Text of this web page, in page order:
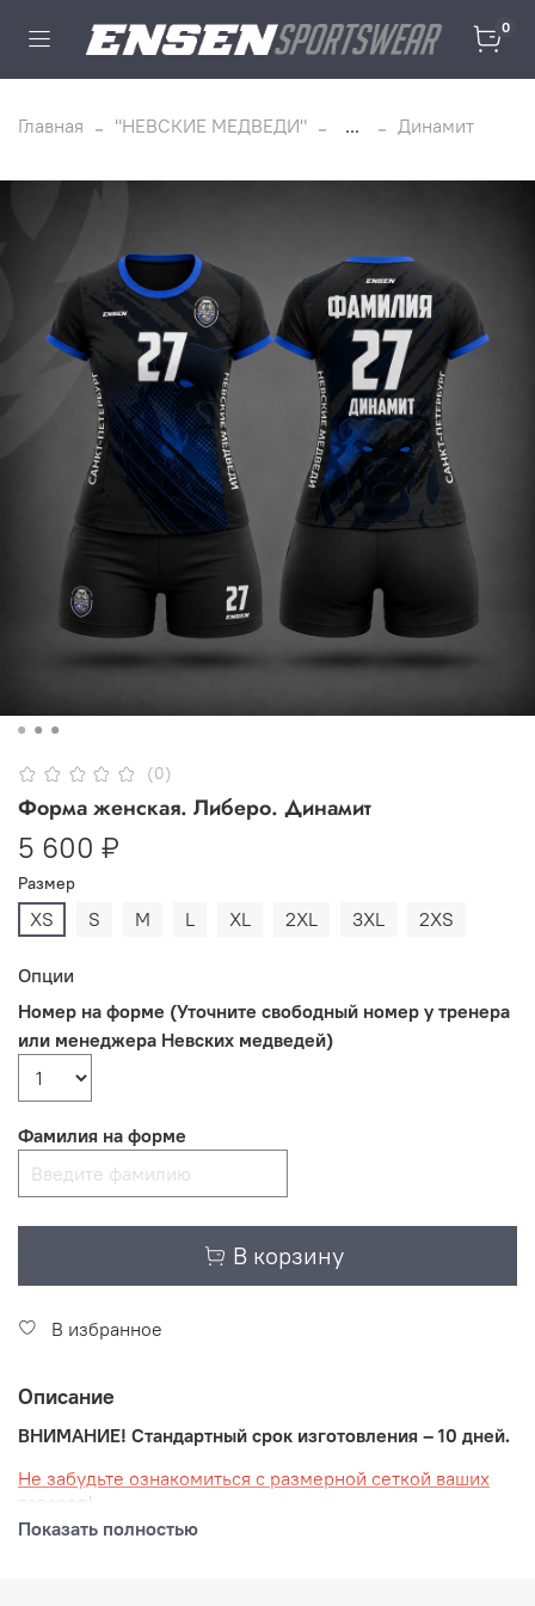
0
Главная "НЕВСКИЕ МЕДВЕДИ" ... Динамит
(0)
Форма женская. Либеро. Динамит
5 600 ₽
Размер
XS S M L XL 2XL 3XL 2XS
Опции
Номер на форме (Уточните свободный номер у тренера
или менеджера Невских медведей)
Фамилия на форме
В корзину
В избранное
Описание
ВНИМАНИЕ! Стандартный срок изготовления – 10 дней.
Не забудьте ознакомиться с размерной сеткой ваших
товаров!
Показать полностью